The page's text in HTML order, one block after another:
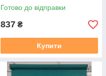
Готово до відправки
837 ₴
Купити